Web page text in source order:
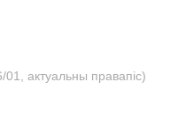
актуальны правапіс)